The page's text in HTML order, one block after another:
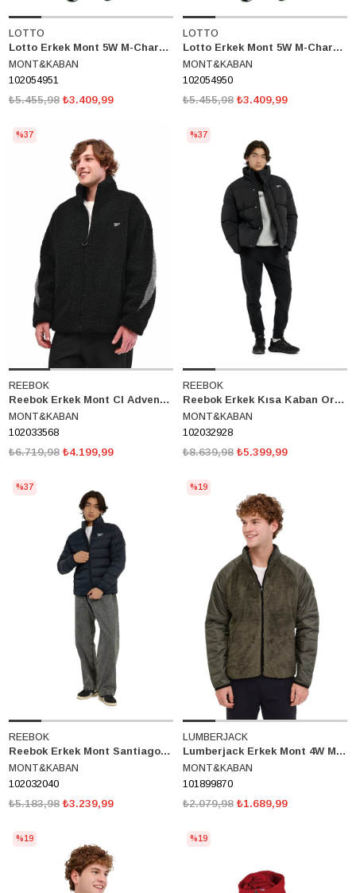
LOTTO
Lotto Erkek Mont 5W M-Charmino L Coat 5Pr-Tp 102054951
MONT&KABAN
102054951
₺3.409,99
₺5.455,98
LOTTO
Lotto Erkek Mont 5W M-Charmino L Coat 5Pr-Tp 102054950
MONT&KABAN
102054950
₺3.409,99
₺5.455,98
REEBOK
Reebok Erkek Mont Cl Adventure Bv Jacket 102033568
MONT&KABAN
102033568
₺4.199,99
₺6.719,98
%37
REEBOK
Reebok Erkek Kısa Kaban Orizzonte-M Jacket 102032928
MONT&KABAN
102032928
₺5.399,99
₺8.639,98
%37
REEBOK
Reebok Erkek Mont Santiago Coat 102032040
MONT&KABAN
102032040
₺3.239,99
₺5.183,98
%37
LUMBERJACK
Lumberjack Erkek Mont 4W Ml Densy 1 Hr-07-001 4Pr 101899870
MONT&KABAN
101899870
₺1.689,99
₺2.079,98
%19
%19 %19